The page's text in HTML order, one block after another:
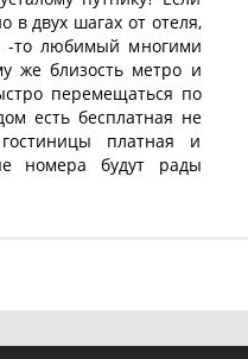
в двух шагах от отеля,
-то любимый многими
же близость метро и
перемещаться по
есть бесплатная не
платная и
номера будут рады